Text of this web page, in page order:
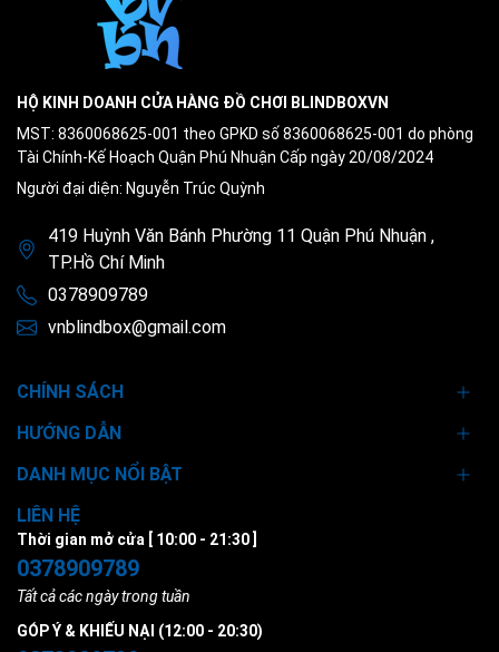
HỘ KINH DOANH CỬA HÀNG ĐỒ CHƠI BLINDBOXVN
MST: 8360068625-001 theo GPKD số 8360068625-001 do phòng
Tài Chính-Kế Hoạch Quận Phú Nhuận Cấp ngày 20/08/2024
Người đại diện: Nguyễn Trúc Quỳnh
419 Huỳnh Văn Bánh Phường 11 Quận Phú Nhuận ,
TP.Hồ Chí Minh
0378909789
vnblindbox@gmail.com
CHÍNH SÁCH
HƯỚNG DẪN
DANH MỤC NỔI BẬT
LIÊN HỆ
Thời gian mở cửa [ 10:00 - 21:30 ]
0378909789
Tất cả các ngày trong tuần
GÓP Ý & KHIẾU NẠI (12:00 - 20:30)